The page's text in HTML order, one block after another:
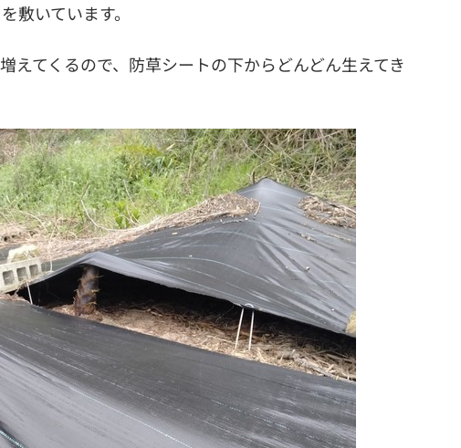
敷いています。
えてくるので、防草シートの下からどんどん生えてき